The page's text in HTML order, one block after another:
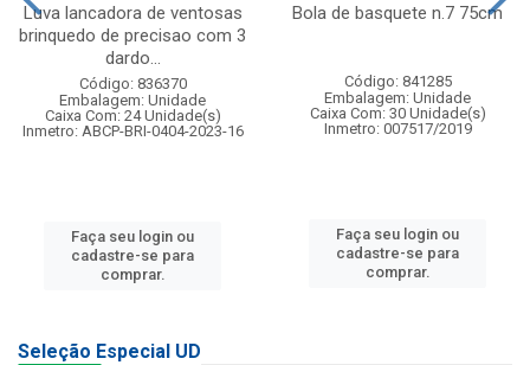
Luva lancadora de ventosas
brinquedo de precisao com 3
dardo...
Código: 836370
Embalagem: Unidade
Caixa Com: 24 Unidade(s)
Inmetro: ABCP-BRI-0404-2023-16
Faça seu login ou
cadastre-se para
comprar.
Bola de basquete n.7 75cm
Código: 841285
Embalagem: Unidade
Caixa Com: 30 Unidade(s)
Inmetro: 007517/2019
Faça seu login ou
cadastre-se para
comprar.
Seleção Especial UD